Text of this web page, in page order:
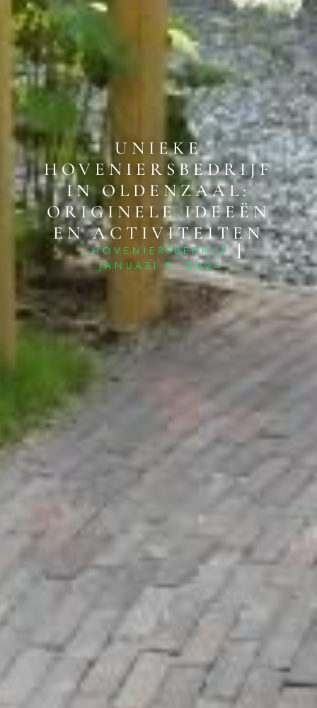
UNIEKE
HOVENIERSBEDRIJF
IN OLDENZAAL:
ORIGINELE IDEEËN
EN ACTIVITEITEN
HOVENIERSBEDRIJF
JANUARI 9, 2024